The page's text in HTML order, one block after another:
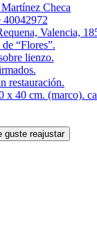
Checa
40042972
Valencia,
de “Flores”.
lienzo.
restauración.
x 40 cm. (marco).